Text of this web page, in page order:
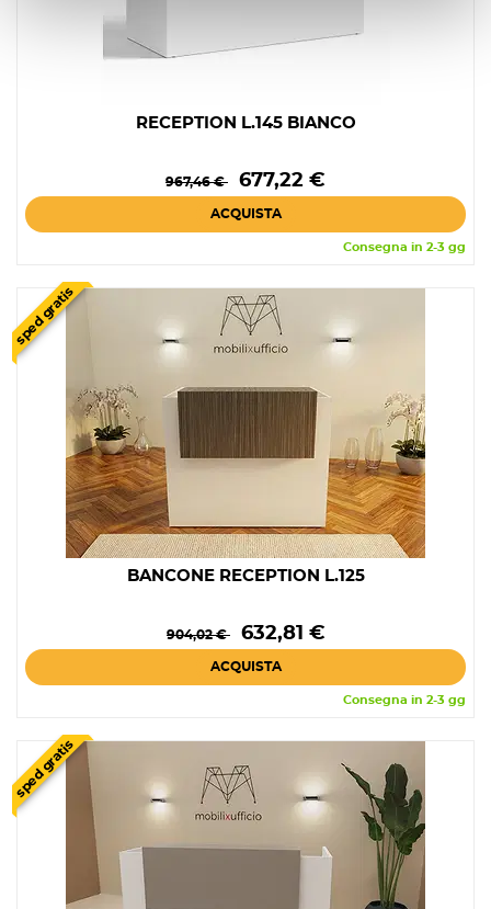
RECEPTION L.145 BIANCO
Prezzo
Prezzo
base
967,46 € 677,22 €
ACQUISTA
Consegna in 2-3 gg
sped gratis
BANCONE RECEPTION L.125
Prezzo
Prezzo
base
904,02 € 632,81 €
ACQUISTA
Consegna in 2-3 gg
sped gratis